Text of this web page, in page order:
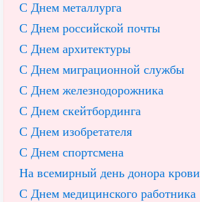
С Днем металлурга
С Днем российской почты
С Днем архитектуры
С Днем миграционной службы
С Днем железнодорожника
С Днем скейтбординга
С Днем изобретателя
С Днем спортсмена
На всемирный день донора крови
С Днем медицинского работника